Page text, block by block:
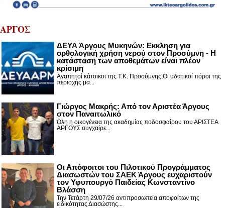
ΑΡΓΟΣ
ΔΕΥΑ Άργους Μυκηνών: Εκκληση για
ορθολογική χρήση νερού στον Προσύμνη - Η
κατάσταση των αποθεμάτων είναι πλέον
κρίσιμη
Αγαπητοί κάτοικοι της Τ.Κ. Προσύμνης,Οι υδατικοί πόροι της
περιοχής μα...
Γιώργος Μακρής: Από τον Αριστέα Άργους
στον Παναιτωλικό
Όλη η οικογένεια της ακαδημίας ποδοσφαίρου του ΑΡΙΣΤΕΑ
ΑΡΓΟΥΣ συγχαίρε...
Οι Απόφοιτοι του Πιλοτικού Προγράμματος
Διασωστών του ΣΑΕΚ Άργους ευχαριστούν
τον Υφυπουργό Παιδείας Κωνσταντίνο
Βλάσση
Την Τετάρτη 29/07/26 αντιπροσωπεία αποφοίτων της
ειδικότητας Διασώστης...